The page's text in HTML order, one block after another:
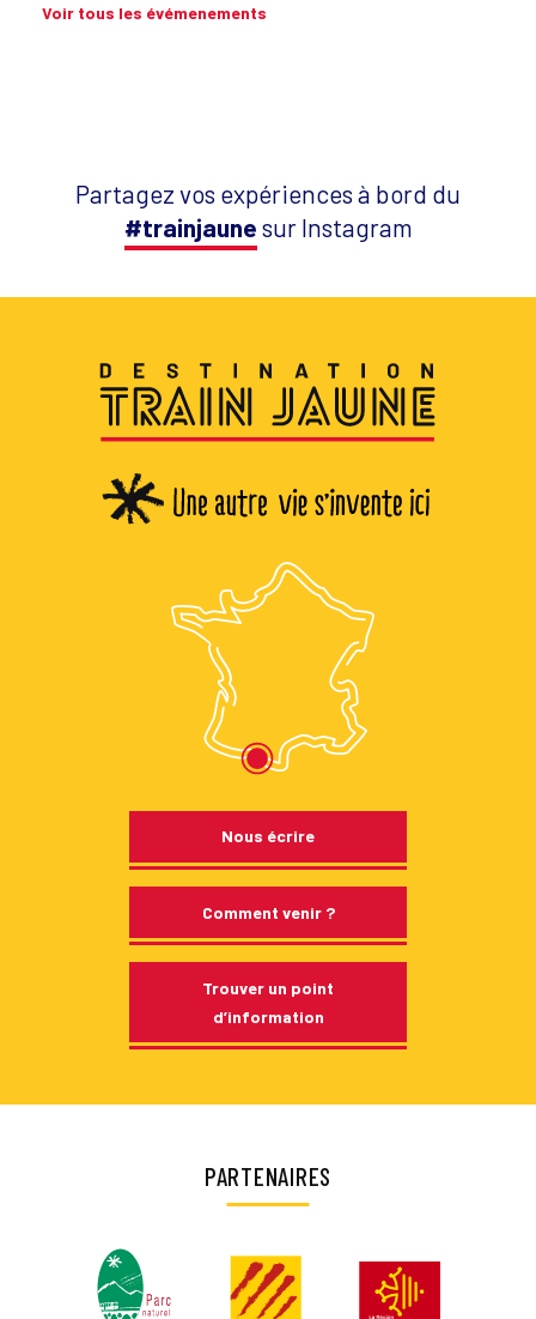
Voir tous les évémenements
Partagez vos expériences à bord du
#trainjaune sur Instagram
Nous écrire
Comment venir ?
Trouver un point
d’information
PARTENAIRES